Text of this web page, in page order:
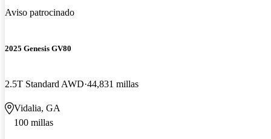
Aviso patrocinado
2025 Genesis GV80
2.5T Standard AWD 44,831 millas
Vidalia, GA
100 millas